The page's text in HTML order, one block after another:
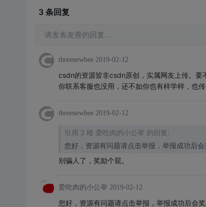
3 条回复
请发表友善的回复…
threenewbee 2019-02-12
csdn的资源皆非csdn原创，实属网友上传。要
你联系客服也没用，还不如你也有样学样，也
threenewbee 2019-02-12
引用 2 楼 爱吃肉的小公举 的回复:
您好，资源有问题请点击举报，举报成功后会
别骗人了，奖励个屁。
爱吃肉的小公举 2019-02-12
您好，资源有问题请点击举报，举报成功后会奖